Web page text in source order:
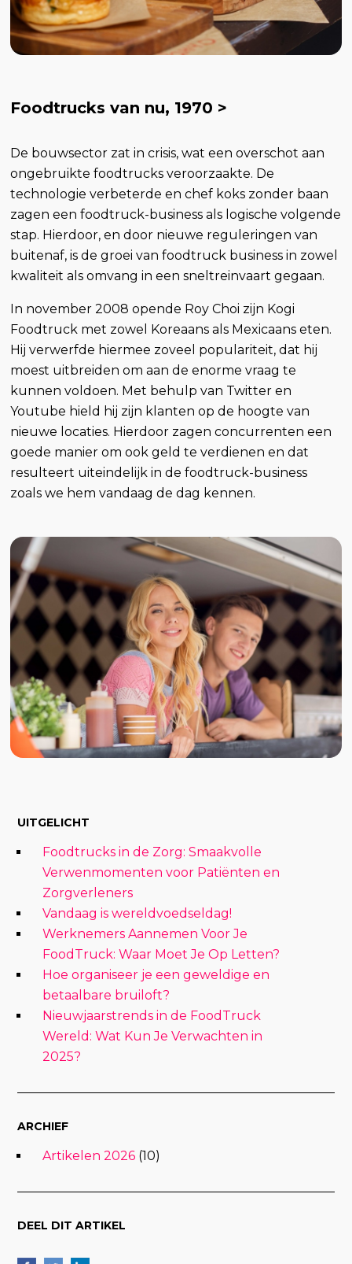
Foodtrucks van nu, 1970 >
De bouwsector zat in crisis, wat een overschot aan
ongebruikte foodtrucks veroorzaakte. De
technologie verbeterde en chef koks zonder baan
zagen een foodtruck-business als logische volgende
stap. Hierdoor, en door nieuwe reguleringen van
buitenaf, is de groei van foodtruck business in zowel
kwaliteit als omvang in een sneltreinvaart gegaan.
In november 2008 opende Roy Choi zijn Kogi
Foodtruck met zowel Koreaans als Mexicaans eten.
Hij verwerfde hiermee zoveel populariteit, dat hij
moest uitbreiden om aan de enorme vraag te
kunnen voldoen. Met behulp van Twitter en
Youtube hield hij zijn klanten op de hoogte van
nieuwe locaties. Hierdoor zagen concurrenten een
goede manier om ook geld te verdienen en dat
resulteert uiteindelijk in de foodtruck-business
zoals we hem vandaag de dag kennen.
UITGELICHT
Foodtrucks in de Zorg: Smaakvolle
Verwenmomenten voor Patiënten en
Zorgverleners
Vandaag is wereldvoedseldag!
Werknemers Aannemen Voor Je
FoodTruck: Waar Moet Je Op Letten?
Hoe organiseer je een geweldige en
betaalbare bruiloft?
Nieuwjaarstrends in de FoodTruck
Wereld: Wat Kun Je Verwachten in
2025?
ARCHIEF
Artikelen 2026 (10)
DEEL DIT ARTIKEL